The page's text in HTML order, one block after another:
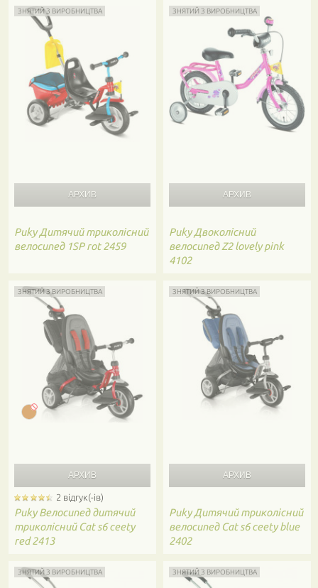
ЗНЯТИЙ З ВИРОБНИЦТВА
Puky Дитячий триколісний
велосипед 1SP rot 2459
ЗНЯТИЙ З ВИРОБНИЦТВА
Puky Двоколісний
велосипед Z2 lovely pink
4102
ЗНЯТИЙ З ВИРОБНИЦТВА
2 відгук(-ів)
Puky Велосипед дитячий
триколісний Сat s6 ceety
red 2413
ЗНЯТИЙ З ВИРОБНИЦТВА
Puky Дитячий триколісний
велосипед Сat s6 ceety blue
2402
ЗНЯТИЙ З ВИРОБНИЦТВА ЗНЯТИЙ З ВИРОБНИЦТВА